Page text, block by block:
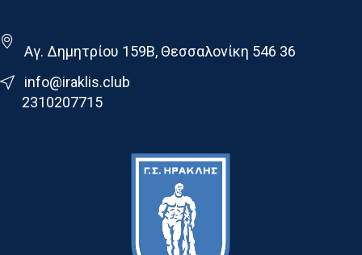
Αγ. Δημητρίου 159Β, Θεσσαλονίκη 546 36
info@iraklis.club
2310207715